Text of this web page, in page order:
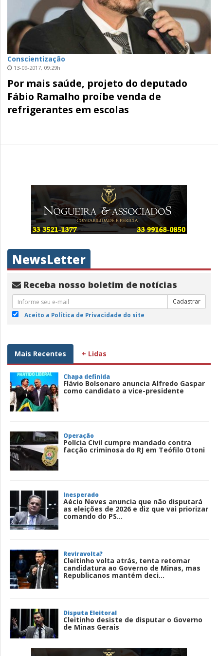
Conscientização
13-09-2017, 09:29h
Por mais saúde, projeto do deputado
Fábio Ramalho proíbe venda de
refrigerantes em escolas
NewsLetter
Receba nosso boletim de notícias
Cadastrar
Aceito a Política de Privacidade do site
Mais Recentes + Lidas
Chapa definida
Flávio Bolsonaro anuncia Alfredo Gaspar
como candidato a vice-presidente
Operação
Polícia Civil cumpre mandado contra
facção criminosa do RJ em Teófilo Otoni
Inesperado
Aécio Neves anuncia que não disputará
as eleições de 2026 e diz que vai priorizar
comando do PS...
Reviravolta?
Cleitinho volta atrás, tenta retomar
candidatura ao Governo de Minas, mas
Republicanos mantém deci...
Disputa Eleitoral
Cleitinho desiste de disputar o Governo
de Minas Gerais